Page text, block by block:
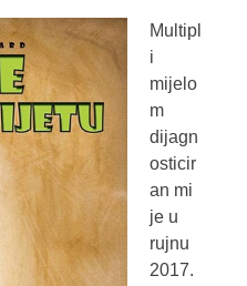
Multipl
i
mijelo
m
dijagn
osticir
an mi
je u
rujnu
2017.